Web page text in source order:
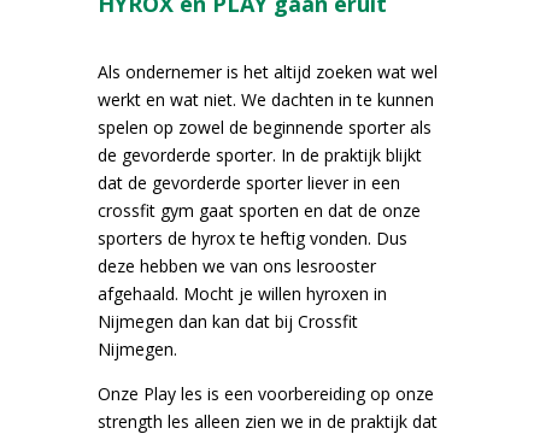
Als ondernemer is het altijd zoeken wat wel
werkt en wat niet. We dachten in te kunnen
spelen op zowel de beginnende sporter als
de gevorderde sporter. In de praktijk blijkt
dat de gevorderde sporter liever in een
crossfit gym gaat sporten en dat de onze
sporters de hyrox te heftig vonden. Dus
deze hebben we van ons lesrooster
afgehaald. Mocht je willen hyroxen in
Nijmegen dan kan dat bij Crossfit
Nijmegen.
Onze Play les is een voorbereiding op onze
strength les alleen zien we in de praktijk dat